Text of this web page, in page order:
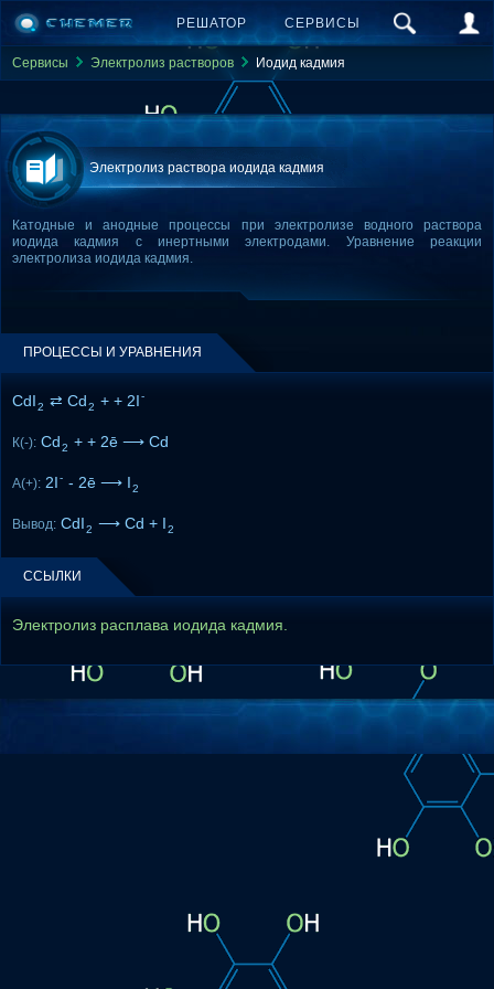
РЕШАТОР СЕРВИСЫ
Сервисы Электролиз растворов Иодид кадмия
Электролиз раствора иодида кадмия
Катодные и анодные процессы при электролизе водного раствора
иодида кадмия с инертными электродами. Уравнение реакции
электролиза иодида кадмия.
ПРОЦЕССЫ И УРАВНЕНИЯ
CdI2 ⇄ Cd2 + + 2I-
К(-): Cd2 + + 2ē ⟶ Cd
А(+): 2I- - 2ē ⟶ I2
Вывод: CdI2 ⟶ Cd + I2
ССЫЛКИ
Электролиз расплава иодида кадмия.